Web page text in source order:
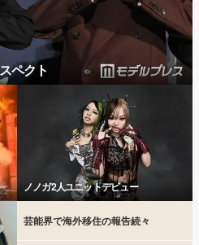
ペクト
ノノガ2人ユニットデビュー
芸能界で海外移住の報告続々